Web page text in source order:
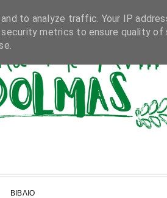
ΒΙΒΛΙΟ
to analyze traffic. Your IP
metrics to ensure quality of